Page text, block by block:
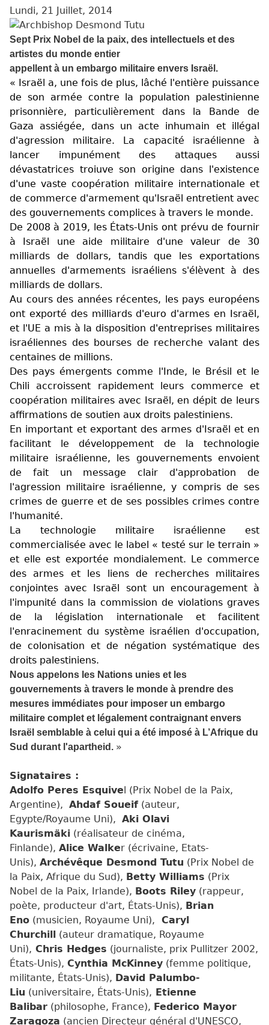
Lundi, 21 Juillet, 2014
Sept Prix Nobel de la paix, des intellectuels et des
artistes du monde entier
appellent à un embargo militaire envers Israël.
« Israël a, une fois de plus, lâché l'entière puissance
de son armée contre la population palestinienne
prisonnière, particulièrement dans la Bande de
Gaza assiégée, dans un acte inhumain et illégal
d'agression militaire. La capacité israélienne à
lancer impunément des attaques aussi
dévastatrices troiuve son origine dans l'existence
d'une vaste coopération militaire internationale et
de commerce d'armement qu'Israël entretient avec
des gouvernements complices à travers le monde.
De 2008 à 2019, les États-Unis ont prévu de fournir
à Israël une aide militaire d'une valeur de 30
milliards de dollars, tandis que les exportations
annuelles d'armements israéliens s'élèvent à des
milliards de dollars.
Au cours des années récentes, les pays européens
ont exporté des milliards d'euro d'armes en Israël,
et l'UE a mis à la disposition d'entreprises militaires
israéliennes des bourses de recherche valant des
centaines de millions.
Des pays émergents comme l'Inde, le Brésil et le
Chili accroissent rapidement leurs commerce et
coopération militaires avec Israël, en dépit de leurs
affirmations de soutien aux droits palestiniens.
En important et exportant des armes d'Israël et en
facilitant le développement de la technologie
militaire israélienne, les gouvernements envoient
de fait un message clair d'approbation de
l'agression militaire israélienne, y compris de ses
crimes de guerre et de ses possibles crimes contre
l'humanité.
La technologie militaire israélienne est
commercialisée avec le label « testé sur le terrain »
et elle est exportée mondialement. Le commerce
des armes et les liens de recherches militaires
conjointes avec Israël sont un encouragement à
l'impunité dans la commission de violations graves
de la législation internationale et facilitent
l'enracinement du système israélien d'occupation,
de colonisation et de négation systématique des
droits palestiniens.
Nous appelons les Nations unies et les
gouvernements à travers le monde à prendre des
mesures immédiates pour imposer un embargo
militaire complet et légalement contraignant envers
Israël semblable à celui qui a été imposé à L’Afrique du
Sud durant l'apartheid. »
Signataires :
Adolfo Peres Esquive l (Prix Nobel de la Paix,
Argentine), Ahdaf Soueif (auteur,
Egypte/Royaume Uni), Aki Olavi
Kaurismäki (réalisateur de cinéma,
Finlande), Alice Walker (écrivaine, Etats-
Unis), Archévêque Desmond Tutu (Prix Nobel de
la Paix, Afrique du Sud), Betty Williams (Prix
Nobel de la Paix, Irlande), Boots Riley (rappeur,
poète, producteur d'art, États-Unis), Brian
Eno (musicien, Royaume Uni),
Caryl
Churchill
(auteur dramatique, Royaume
Uni), Chris Hedges (journaliste, prix Pullitzer 2002,
États-Unis), Cynthia McKinney (femme politique,
militante, États-Unis), David Palumbo-
Liu (universitaire, États-Unis), Etienne
Balibar (philosophe, France), Federico Mayor
Zaragoza (ancien Directeur général d'UNESCO,